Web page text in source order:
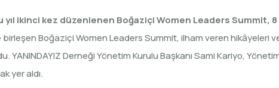
ikinci kez düzenlenen Boğaziçi Women Leaders Summit,
birleşen Boğaziçi Women Leaders Summit, ilham veren hikâyeleri
Derneği Yönetim Kurulu Başkanı Sami Kariyo,
yer aldı.